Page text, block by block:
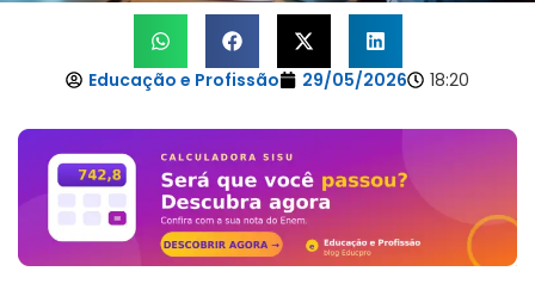
Educação e Profissão 29/05/2026 18:20